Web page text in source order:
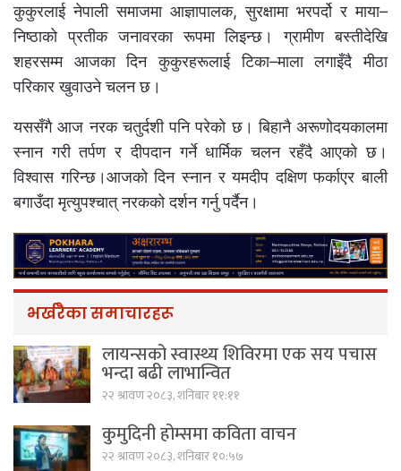
कुकुरलाई नेपाली समाजमा आज्ञापालक, सुरक्षामा भरपर्दो र माया–
निष्ठाको प्रतीक जनावरका रूपमा लिइन्छ। ग्रामीण बस्तीदेखि
शहरसम्म आजका दिन कुकुरहरूलाई टिका–माला लगाइँदै मीठा
परिकार खुवाउने चलन छ।
यससँगै आज नरक चतुर्दशी पनि परेको छ। बिहानै अरूणोदयकालमा
स्नान गरी तर्पण र दीपदान गर्ने धार्मिक चलन रहँदै आएको छ।
विश्वास गरिन्छ।आजको दिन स्नान र यमदीप दक्षिण फर्काएर बाली
बगाउँदा मृत्युपश्चात् नरकको दर्शन गर्नु पर्दैन।
भर्खरैका समाचारहरू
लायन्सको स्वास्थ्य शिविरमा एक सय पचास
भन्दा बढी लाभान्वित
२२ श्रावण २०८३, शनिबार ११:११
कुमुदिनी होम्समा कविता वाचन
२२ श्रावण २०८३, शनिबार १०:५७